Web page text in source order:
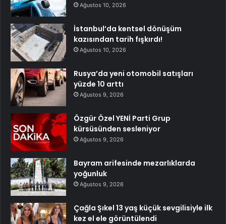
Ağustos 10, 2026
İstanbul’da kentsel dönüşüm
kazısından tarih fışkırdı!
Ağustos 10, 2026
Rusya’da yeni otomobil satışları
yüzde 10 arttı
Ağustos 9, 2026
Özgür Özel YENİ Parti Grup
kürsüsünden sesleniyor
Ağustos 9, 2026
Bayram arifesinde mezarlıklarda
yoğunluk
Ağustos 9, 2026
Çağla Şıkel 13 yaş küçük sevgilisiyle ilk
kez el ele görüntülendi